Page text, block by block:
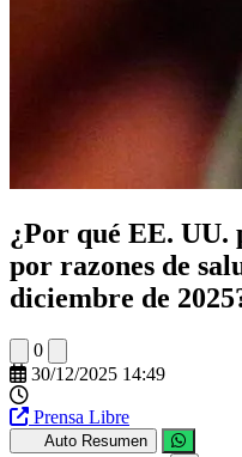
¿Por qué EE. UU.
por razones de
diciembre de
0
30/12/2025 14:49
Prensa Libre
Auto Resumen